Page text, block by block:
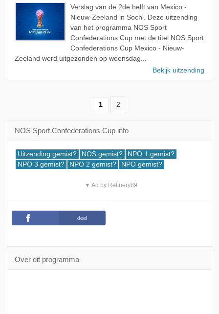
Verslag van de 2de helft van Mexico -
Nieuw-Zeeland in Sochi. Deze uitzending
van het programma NOS Sport
Confederations Cup met de titel NOS Sport
Confederations Cup Mexico - Nieuw-
Zeeland werd uitgezonden op woensdag...
Bekijk uitzending
1 2
NOS Sport Confederations Cup info
Uitzending gemist? NOS gemist?
NPO 1 gemist?
NPO 3 gemist?
NPO 2 gemist? NPO gemist?
▼ Ad by Refinery89
deel
Over dit programma